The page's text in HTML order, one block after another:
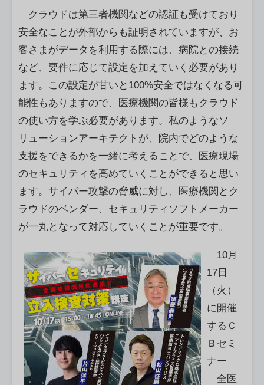
クラウドは第三者機関などの認証も受けており
安全なことが外部からも証明されていますが、お
客さまがデータを利用する際には、 病院との接続
など、要件に応じて設定を加えていく必要があり
ます。この設定が甘いと100%安全ではなくなる可
能性もありますので、医療機関の皆様もクラウド
の使い方を学ぶ必要があります。 私のようなソ
リューションアーキテクトが、院内でどのような
支援をできるかを一緒に考えることで、医療現場
のセキュリティを高めていくことができると思い
ます。サイバー攻撃の脅威に対し、医療機関とク
ラウドのベンダー、セキュリティソフトメーカー
が一丸となって対応していくことが重要です。
10月
17日
（火）
に開催
するＣ
Ｂセミ
ナー
「全医